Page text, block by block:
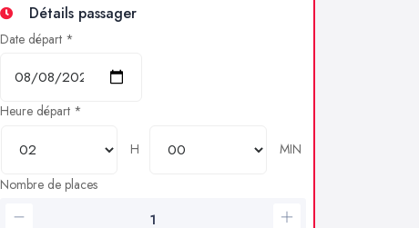
Détails passager
Date départ *
Heure départ *
H
MIN
Nombre de places